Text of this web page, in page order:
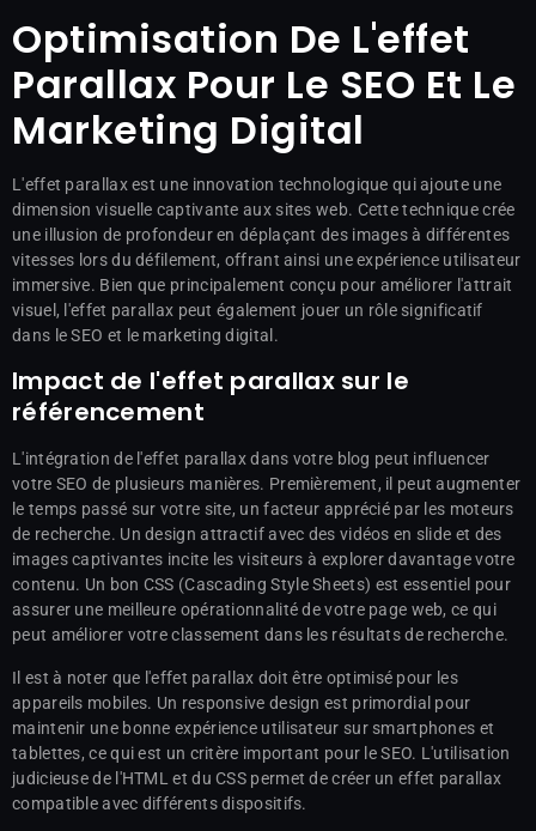
Optimisation De L'effet
Parallax Pour Le SEO Et Le
Marketing Digital
L'effet parallax est une innovation technologique qui ajoute une
dimension visuelle captivante aux sites web. Cette technique crée
une illusion de profondeur en déplaçant des images à différentes
vitesses lors du défilement, offrant ainsi une expérience utilisateur
immersive. Bien que principalement conçu pour améliorer l'attrait
visuel, l'effet parallax peut également jouer un rôle significatif
dans le SEO et le marketing digital.
Impact de l'effet parallax sur le
référencement
L'intégration de l'effet parallax dans votre blog peut influencer
votre SEO de plusieurs manières. Premièrement, il peut augmenter
le temps passé sur votre site, un facteur apprécié par les moteurs
de recherche. Un design attractif avec des vidéos en slide et des
images captivantes incite les visiteurs à explorer davantage votre
contenu. Un bon CSS (Cascading Style Sheets) est essentiel pour
assurer une meilleure opérationnalité de votre page web, ce qui
peut améliorer votre classement dans les résultats de recherche.
Il est à noter que l'effet parallax doit être optimisé pour les
appareils mobiles. Un responsive design est primordial pour
maintenir une bonne expérience utilisateur sur smartphones et
tablettes, ce qui est un critère important pour le SEO. L'utilisation
judicieuse de l'HTML et du CSS permet de créer un effet parallax
compatible avec différents dispositifs.